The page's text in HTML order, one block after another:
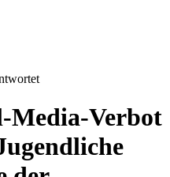
Media-Verbot